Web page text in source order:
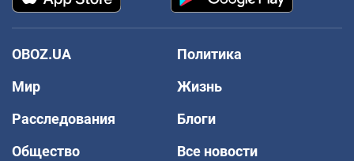
OBOZ.UA
Политика
Мир
Жизнь
Расследования
Блоги
Общество
Все новости